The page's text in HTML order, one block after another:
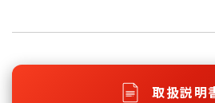
取扱説明